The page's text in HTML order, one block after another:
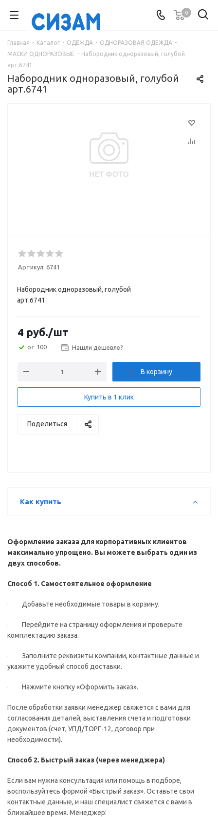
0
Главная - Каталог - ОДЕЖДА - ОДНОРАЗОВАЯ ОДЕЖДА -
МАСКИ ОДНОРАЗОВЫЕ - Набородник одноразовый, голубой
арт.6741
Набородник одноразовый, голубой
арт.6741
Артикул: 6741
Набородник одноразовый, голубой
арт.6741
4 руб./шт
от 100 Нашли дешевле?
В корзину
Купить в 1 клик
Поделиться
Как купить
Оформление заказа для корпоративных клиентов
максимально упрощено. Вы можете выбрать один из
двух способов.
Способ 1. Самостоятельное оформление
· Добавьте необходимые товары в корзину.
· Перейдите на страницу оформления и проверьте
комплектацию заказа.
· Заполните реквизиты компании, контактные данные и
укажите удобный способ доставки.
· Нажмите кнопку «Оформить заказ».
После обработки заявки менеджер свяжется с вами для
согласования деталей, выставления счета и подготовки
документов (счет, УПД/ТОРГ-12, договор при
необходимости).
Способ 2. Быстрый заказ (через менеджера)
Если вам нужна консультация или помощь в подборе,
воспользуйтесь формой «Быстрый заказ». Оставьте свои
контактные данные, и наш специалист свяжется с вами в
ближайшее время. Менеджер: